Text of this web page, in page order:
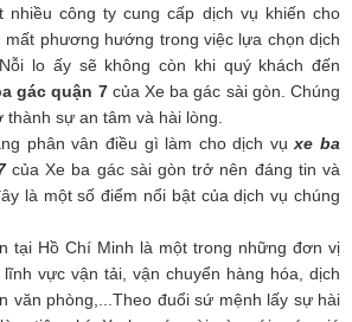
nhiều công ty cung cấp dịch vụ khiến cho
mất phương hướng trong việc lựa chọn dịch
lo ấy sẽ không còn khi quý khách đến
gác quận 7của Xe ba gác sài gòn. Chúng
sự an tâm và hài lòng.
phân vân điều gì làm cho dịch vụxe ba
của Xe ba gác sài gòn trở nên đáng tin và
là một số điểm nổi bật của dịch vụ chúng
tại Hồ Chí Minh là một trong những đơn vị
vực vận tải, vận chuyển hàng hóa, dịch
văn phòng,...Theo đuổi sứ mệnh lấy sự hài